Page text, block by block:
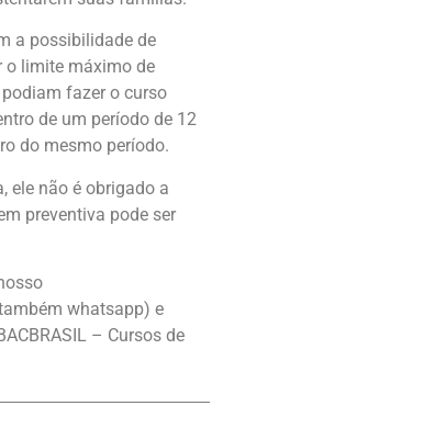
a possibilidade de
o limite máximo de
fazer o curso
de um período de 12
do mesmo período.
ele não é obrigado a
preventiva pode ser
whatsapp) e
– Cursos de